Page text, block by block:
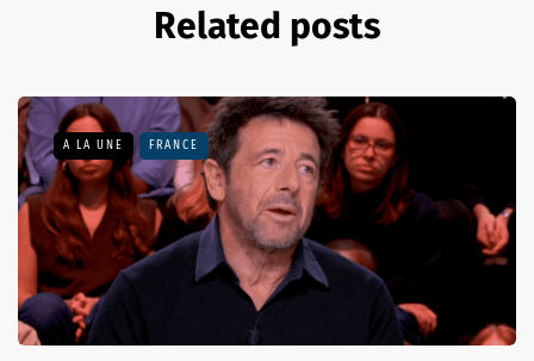
Related posts
A LA UNE FRANCE